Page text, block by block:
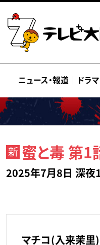
ニュース・報道 ドラマ
新 蜜と毒 第1
2025年7月8日 深
マチコ(入来茉里)